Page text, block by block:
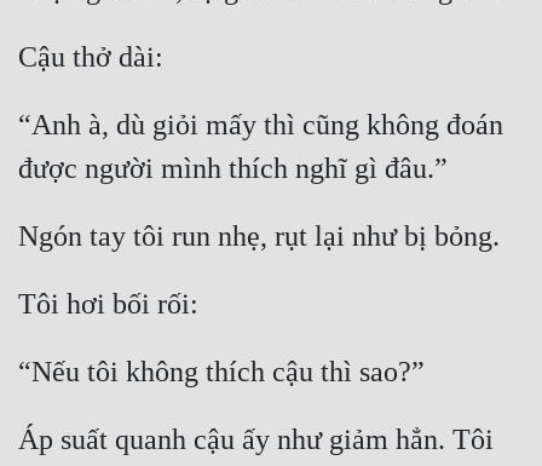
Cậu thở dài:
“Anh à, dù giỏi mấy thì cũng không đoán
được người mình thích nghĩ gì đâu.”
Ngón tay tôi run nhẹ, rụt lại như bị bỏng.
Tôi hơi bối rối:
“Nếu tôi không thích cậu thì sao?”
Áp suất quanh cậu ấy như giảm hẳn. Tôi